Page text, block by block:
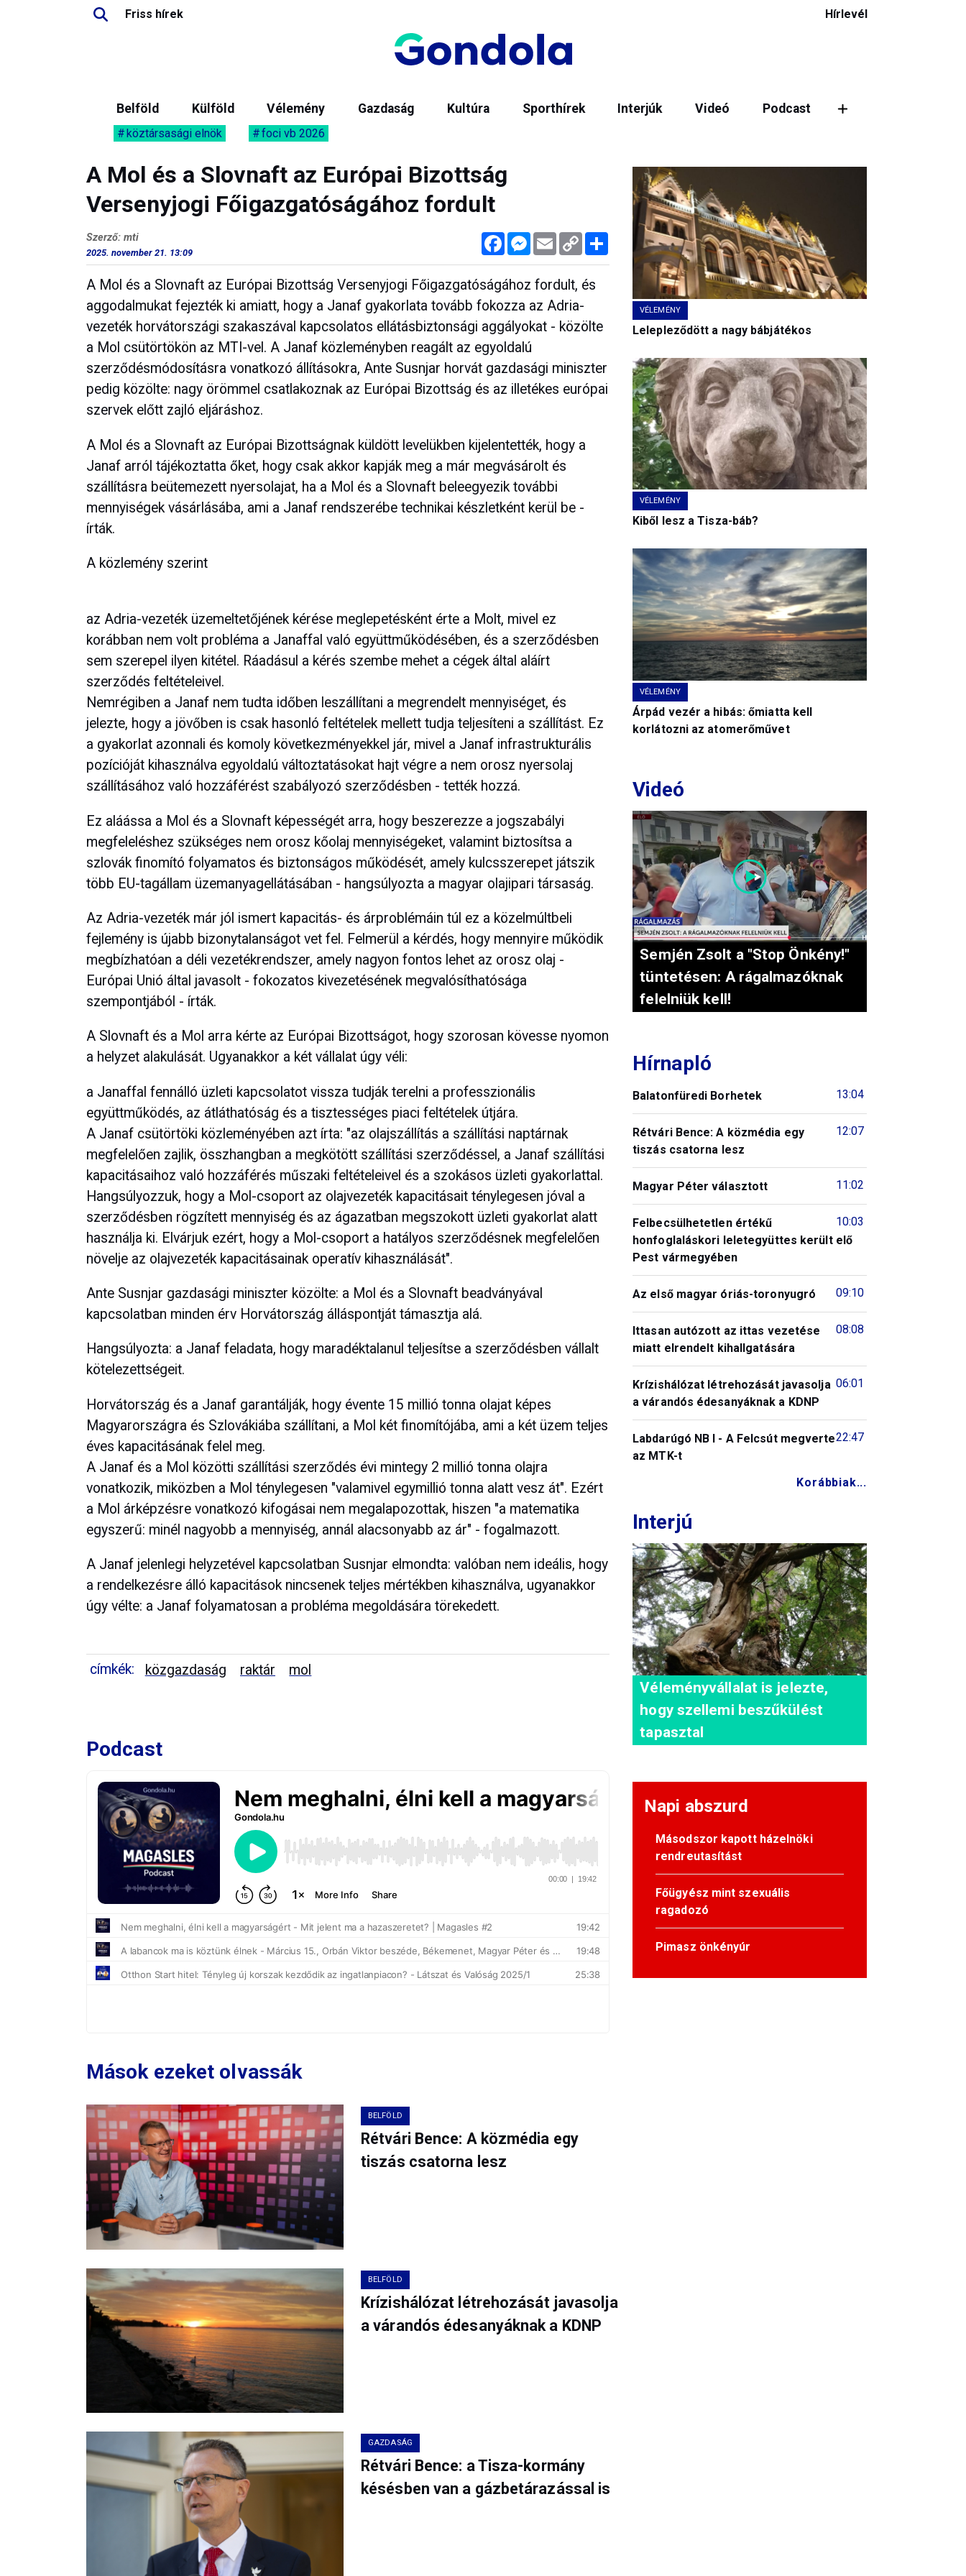
Friss hírek Hírlevél
Belföld Külföld Vélemény Gazdaság Kultúra Sporthírek Interjúk Videó Podcast
köztársasági elnök foci vb 2026
A Mol és a Slovnaft az Európai Bizottság
Versenyjogi Főigazgatóságához fordult
FacebookMessenger
Email Copy
Link
Megosztás
Szerző: mti
2025. november 21. 13:09
A Mol és a Slovnaft az Európai Bizottság Versenyjogi Főigazgatóságához fordult, és
aggodalmukat fejezték ki amiatt, hogy a Janaf gyakorlata tovább fokozza az Adria-
vezeték horvátországi szakaszával kapcsolatos ellátásbiztonsági aggályokat - közölte
a Mol csütörtökön az MTI-vel. A Janaf közleményben reagált az egyoldalú
szerződésmódosításra vonatkozó állításokra, Ante Susnjar horvát gazdasági miniszter
pedig közölte: nagy örömmel csatlakoznak az Európai Bizottság és az illetékes európai
szervek előtt zajló eljáráshoz.
A Mol és a Slovnaft az Európai Bizottságnak küldött levelükben kijelentették, hogy a
Janaf arról tájékoztatta őket, hogy csak akkor kapják meg a már megvásárolt és
szállításra beütemezett nyersolajat, ha a Mol és a Slovnaft beleegyezik további
mennyiségek vásárlásába, ami a Janaf rendszerébe technikai készletként kerül be -
írták.
A közlemény szerint
az Adria-vezeték üzemeltetőjének kérése meglepetésként érte a Molt, mivel ez
korábban nem volt probléma a Janaffal való együttműködésében, és a szerződésben
sem szerepel ilyen kitétel. Ráadásul a kérés szembe mehet a cégek által aláírt
szerződés feltételeivel.
Nemrégiben a Janaf nem tudta időben leszállítani a megrendelt mennyiséget, és
jelezte, hogy a jövőben is csak hasonló feltételek mellett tudja teljesíteni a szállítást. Ez
a gyakorlat azonnali és komoly következményekkel jár, mivel a Janaf infrastrukturális
pozícióját kihasználva egyoldalú változtatásokat hajt végre a nem orosz nyersolaj
szállításához való hozzáférést szabályozó szerződésben - tették hozzá.
Ez aláássa a Mol és a Slovnaft képességét arra, hogy beszerezze a jogszabályi
megfeleléshez szükséges nem orosz kőolaj mennyiségeket, valamint biztosítsa a
szlovák finomító folyamatos és biztonságos működését, amely kulcsszerepet játszik
több EU-tagállam üzemanyagellátásában - hangsúlyozta a magyar olajipari társaság.
Az Adria-vezeték már jól ismert kapacitás- és árproblémáin túl ez a közelmúltbeli
fejlemény is újabb bizonytalanságot vet fel. Felmerül a kérdés, hogy mennyire működik
megbízhatóan a déli vezetékrendszer, amely nagyon fontos lehet az orosz olaj -
Európai Unió által javasolt - fokozatos kivezetésének megvalósíthatósága
szempontjából - írták.
A Slovnaft és a Mol arra kérte az Európai Bizottságot, hogy szorosan kövesse nyomon
a helyzet alakulását. Ugyanakkor a két vállalat úgy véli:
a Janaffal fennálló üzleti kapcsolatot vissza tudják terelni a professzionális
együttműködés, az átláthatóság és a tisztességes piaci feltételek útjára.
A Janaf csütörtöki közleményében azt írta: "az olajszállítás a szállítási naptárnak
megfelelően zajlik, összhangban a megkötött szállítási szerződéssel, a Janaf szállítási
kapacitásaihoz való hozzáférés műszaki feltételeivel és a szokásos üzleti gyakorlattal.
Hangsúlyozzuk, hogy a Mol-csoport az olajvezeték kapacitásait ténylegesen jóval a
szerződésben rögzített mennyiség és az ágazatban megszokott üzleti gyakorlat alatt
használja ki. Elvárjuk ezért, hogy a Mol-csoport a hatályos szerződésnek megfelelően
növelje az olajvezeték kapacitásainak operatív kihasználását".
Ante Susnjar gazdasági miniszter közölte: a Mol és a Slovnaft beadványával
kapcsolatban minden érv Horvátország álláspontját támasztja alá.
Hangsúlyozta: a Janaf feladata, hogy maradéktalanul teljesítse a szerződésben vállalt
kötelezettségeit.
Horvátország és a Janaf garantálják, hogy évente 15 millió tonna olajat képes
Magyarországra és Szlovákiába szállítani, a Mol két finomítójába, ami a két üzem teljes
éves kapacitásának felel meg.
A Janaf és a Mol közötti szállítási szerződés évi mintegy 2 millió tonna olajra
vonatkozik, miközben a Mol ténylegesen "valamivel egymillió tonna alatt vesz át". Ezért
a Mol árképzésre vonatkozó kifogásai nem megalapozottak, hiszen "a matematika
egyszerű: minél nagyobb a mennyiség, annál alacsonyabb az ár" - fogalmazott.
A Janaf jelenlegi helyzetével kapcsolatban Susnjar elmondta: valóban nem ideális, hogy
a rendelkezésre álló kapacitások nincsenek teljes mértékben kihasználva, ugyanakkor
úgy vélte: a Janaf folyamatosan a probléma megoldására törekedett.
címkék: közgazdaság raktár mol
Podcast
Mások ezeket olvassák
BELFÖLD
Rétvári Bence: A közmédia egy
tiszás csatorna lesz
BELFÖLD
Krízishálózat létrehozását javasolja
a várandós édesanyáknak a KDNP
GAZDASÁG
Rétvári Bence: a Tisza-kormány
késésben van a gázbetárazással is
VÉLEMÉNY
Lelepleződött a nagy bábjátékos
VÉLEMÉNY
Kiből lesz a Tisza-báb?
VÉLEMÉNY
Árpád vezér a hibás: őmiatta kell
korlátozni az atomerőművet
Videó
Semjén Zsolt a "Stop Önkény!"
tüntetésen: A rágalmazóknak
felelniük kell!
Hírnapló
13:04
Balatonfüredi Borhetek
12:07
Rétvári Bence: A közmédia egy
tiszás csatorna lesz
11:02
Magyar Péter választott
10:03
Felbecsülhetetlen értékű
honfoglaláskori leletegyüttes került elő
Pest vármegyében
09:10
Az első magyar óriás-toronyugró
08:08
Ittasan autózott az ittas vezetése
miatt elrendelt kihallgatására
06:01
Krízishálózat létrehozását javasolja
a várandós édesanyáknak a KDNP
22:47
Labdarúgó NB I - A Felcsút megverte
az MTK-t
Korábbiak...
Interjú
Véleményvállalat is jelezte,
hogy szellemi beszűkülést
tapasztal
Napi abszurd
Másodszor kapott házelnöki
rendreutasítást
Főügyész mint szexuális
ragadozó
Pimasz önkényúr